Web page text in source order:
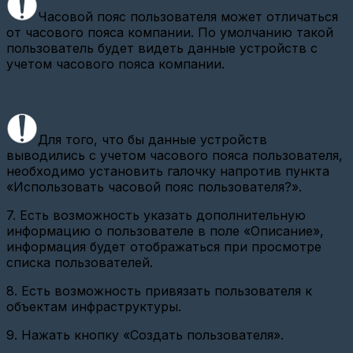
Вега
БС-2.2
на
Nekta.Cloud(SSH)
Карат
307
Добавление
ВСКМ
NB-
IoT
с
модулем
МТС
Настройка
USR
GPRS232-
TCP
Часовой пояс пользователя может отличаться
от часового пояса компании. По умолчанию такой
пользователь будет видеть данные устройств с
учетом часового пояса компании.
Для того, что бы данные устройств
выводились с учетом часового пояса пользователя,
необходимо установить галочку напротив пункта
«Использовать часовой пояс пользователя?».
7. Есть возможность указать дополнительную
информацию о пользователе в поле «Описание»,
информация будет отображаться при просмотре
списка пользователей.
8. Есть возможность привязать пользователя к
объектам инфраструктуры.
9. Нажать кнопку «Создать пользователя».